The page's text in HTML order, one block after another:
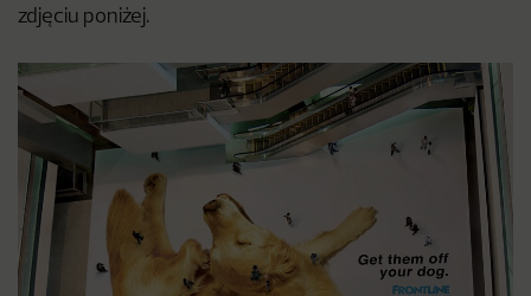
zdjęciu poniżej.